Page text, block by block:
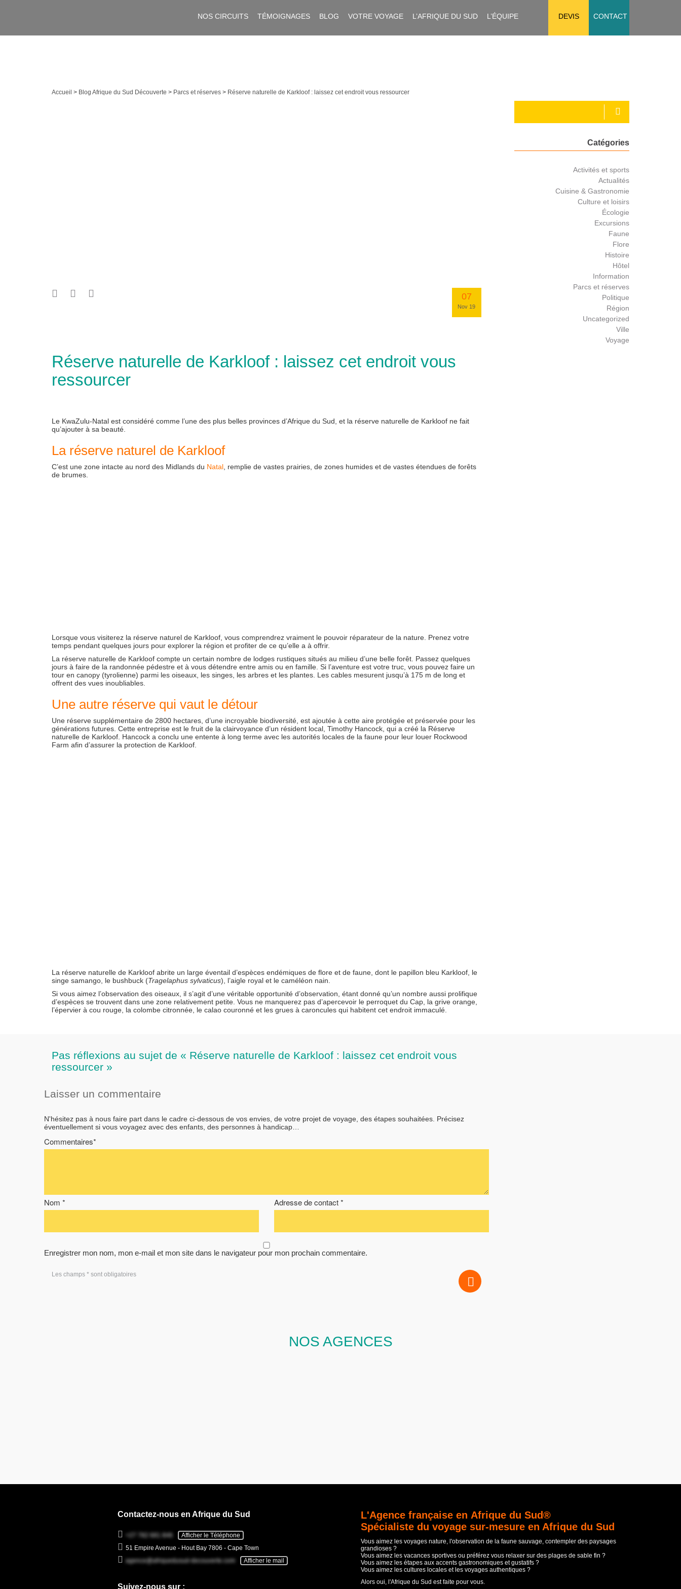
NOS CIRCUITS TÉMOIGNAGES BLOG VOTRE VOYAGE L’AFRIQUE DU SUD L’ÉQUIPE DEVIS CONTACT
Accueil > Blog Afrique du Sud Découverte > Parcs et réserves > Réserve naturelle de Karkloof : laissez cet endroit vous ressourcer
07
Nov 19
Réserve naturelle de Karkloof : laissez cet endroit vous
ressourcer
Le KwaZulu-Natal est considéré comme l’une des plus belles provinces d’Afrique du Sud, et la réserve naturelle de Karkloof ne fait
qu’ajouter à sa beauté.
La réserve naturel de Karkloof
C’est une zone intacte au nord des Midlands du Natal , remplie de vastes prairies, de zones humides et de vastes étendues de forêts
de brumes.
Lorsque vous visiterez la réserve naturel de Karkloof, vous comprendrez vraiment le pouvoir réparateur de la nature. Prenez votre
temps pendant quelques jours pour explorer la région et profiter de ce qu’elle a à offrir.
La réserve naturelle de Karkloof compte un certain nombre de lodges rustiques situés au milieu d’une belle forêt. Passez quelques
jours à faire de la randonnée pédestre et à vous détendre entre amis ou en famille. Si l’aventure est votre truc, vous pouvez faire un
tour en canopy (tyrolienne) parmi les oiseaux, les singes, les arbres et les plantes. Les cables mesurent jusqu’à 175 m de long et
offrent des vues inoubliables.
Une autre réserve qui vaut le détour
Une réserve supplémentaire de 2800 hectares, d’une incroyable biodiversité, est ajoutée à cette aire protégée et préservée pour les
générations futures. Cette entreprise est le fruit de la clairvoyance d’un résident local, Timothy Hancock, qui a créé la Réserve
naturelle de Karkloof. Hancock a conclu une entente à long terme avec les autorités locales de la faune pour leur louer Rockwood
Farm afin d’assurer la protection de Karkloof.
La réserve naturelle de Karkloof abrite un large éventail d’espèces endémiques de flore et de faune, dont le papillon bleu Karkloof, le
singe samango, le bushbuck (Tragelaphus sylvaticus), l’aigle royal et le caméléon nain.
Si vous aimez l’observation des oiseaux, il s’agit d’une véritable opportunité d’observation, étant donné qu’un nombre aussi prolifique
d’espèces se trouvent dans une zone relativement petite. Vous ne manquerez pas d’apercevoir le perroquet du Cap, la grive orange,
l’épervier à cou rouge, la colombe citronnée, le calao couronné et les grues à caroncules qui habitent cet endroit immaculé.
Catégories
Activités et sports
Actualités
Cuisine & Gastronomie
Culture et loisirs
Écologie
Excursions
Faune
Flore
Histoire
Hôtel
Information
Parcs et réserves
Politique
Région
Uncategorized
Ville
Voyage
Pas réflexions au sujet de « Réserve naturelle de Karkloof : laissez cet endroit vous
ressourcer »
Laisser un commentaire
N'hésitez pas à nous faire part dans le cadre ci-dessous de vos envies, de votre projet de voyage, des étapes souhaitées. Précisez
éventuellement si vous voyagez avec des enfants, des personnes à handicap…
Commentaires*
Nom * Adresse de contact *
Enregistrer mon nom, mon e-mail et mon site dans le navigateur pour mon prochain commentaire.
Les champs * sont obligatoires
NOS AGENCES
Contactez-nous en Afrique du Sud
+27 782 681 846
Afficher le Téléphone
51 Empire Avenue - Hout Bay 7806 - Cape Town
agence@afriquedusud-decouverte.com
Afficher le mail
Suivez-nous sur :
L'Agence française en Afrique du Sud®
Spécialiste du voyage sur-mesure en Afrique du Sud
Vous aimez les voyages nature, l'observation de la faune sauvage, contempler des paysages
grandioses ?
Vous aimez les vacances sportives ou préférez vous relaxer sur des plages de sable fin ?
Vous aimez les étapes aux accents gastronomiques et gustatifs ?
Vous aimez les cultures locales et les voyages authentiques ?
Alors oui, l'Afrique du Sud est faite pour vous.